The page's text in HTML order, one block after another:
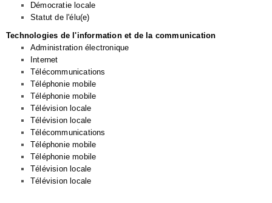
Démocratie locale
Statut de l'élu(e)
Technologies de l'information et de la communication
Administration électronique
Internet
Télécommunications
Téléphonie mobile
Téléphonie mobile
Télévision locale
Télévision locale
Télécommunications
Téléphonie mobile
Téléphonie mobile
Télévision locale
Télévision locale